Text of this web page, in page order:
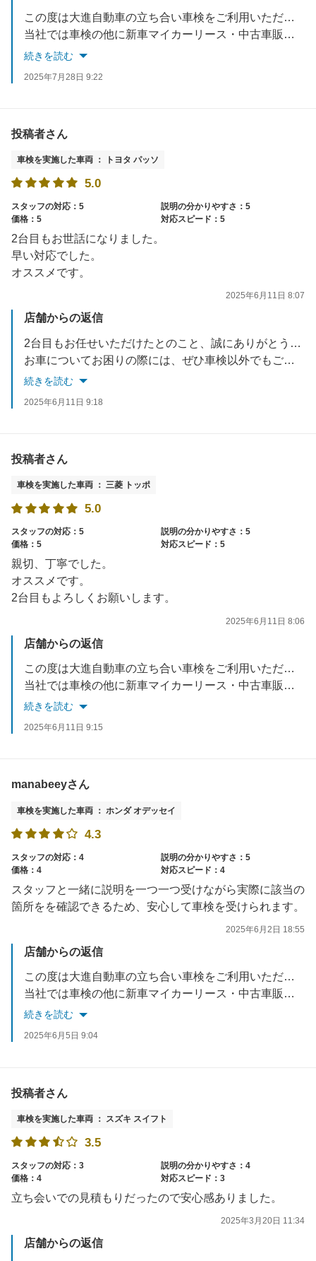
この度は大進自動車の立ち合い車検をご利用いただきありがとうございました！お見積もりから車検完了までご満足いただけたとのこと、スタッフ一同大変嬉しく思っております。安心してお任せいただけるよう、事前のご説明や明瞭な料金設定には特に力を入れておりますので、その点をお褒めいただけたことは大きな励みになります。ありがとうございます✨。
当社では車検の他に新車マイカーリース・中古車販売・キズヘコミ直し・万が一の事故受付・保険の見直しなどお車の事はトータルサポートさせていただいております。何かございましたらぜひ一度ご相談くださいね。またのご来店を心よりお待ちしております！
続きを読む
2025年7月28日 9:22
投稿者さん
車検を実施した車両 ： トヨタ パッソ
5.0
スタッフの対応：5
説明の分かりやすさ：5
価格：5
対応スピード：5
2台目もお世話になりました。
早い対応でした。
オススメです。
2025年6月11日 8:07
店舗からの返信
2台目もお任せいただけたとのこと、誠にありがとうございます。また、1台目に続き2台目に関しましても高評価を頂きとても励みになります✨。ありがとうございます！今後も迅速かつ丁寧なご対応を心がけてまいります。
お車についてお困りの際には、ぜひ車検以外でもご相談くださいね。毎日安心してご乗車いただけるようトータルサポートできましたら幸いです。
またのご来店を心よりお待ちしております！
続きを読む
2025年6月11日 9:18
投稿者さん
車検を実施した車両 ： 三菱 トッポ
5.0
スタッフの対応：5
説明の分かりやすさ：5
価格：5
対応スピード：5
親切、丁寧でした。
オススメです。
2台目もよろしくお願いします。
2025年6月11日 8:06
店舗からの返信
この度は大進自動車の立ち合い車検をご利用いただきありがとうございました！また、星5つの高評価と励みになるお言葉を頂き嬉しいです。ありがとうございます。今後もお客様に快くご利用いただけるように従業員一同、一生懸命心がけてまいります。
当社では車検の他に新車マイカーリース・中古車販売・キズヘコミ直し・万が一の事故受付・保険の見直しなどお車の事はトータルサポートさせていただいております。何かございましたらぜひご相談くださいね
続きを読む
2025年6月11日 9:15
manabeeyさん
車検を実施した車両 ： ホンダ オデッセイ
4.3
スタッフの対応：4
説明の分かりやすさ：5
価格：4
対応スピード：4
スタッフと一緒に説明を一つ一つ受けながら実際に該当の
箇所をを確認できるため、安心して車検を受けられます。
2025年6月2日 18:55
店舗からの返信
この度は大進自動車の立ち合い車検をご利用いただきありがとうございました！今後もお客様に安心してお任せしていただけるよう分かりやすいご案内を心がけてまいります。
当社では車検の他に新車マイカーリース・中古車販売・キズヘコミ直し・万が一の事故受付・保険の見直しなどお車の事はトータルサポートさせていただいております。何かございましたらぜひご利用くださいね。またのご来店を心よりお待ちしております！☺
続きを読む
2025年6月5日 9:04
投稿者さん
車検を実施した車両 ： スズキ スイフト
3.5
スタッフの対応：3
説明の分かりやすさ：4
価格：4
対応スピード：3
立ち会いでの見積もりだったので安心感ありました。
2025年3月20日 11:34
店舗からの返信